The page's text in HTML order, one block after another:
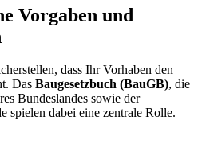
Vorgaben und
dass Ihr Vorhaben den
Das Baugesetzbuch (BauGB), die
Bundeslandes sowie der
spielen dabei eine zentrale Rolle.